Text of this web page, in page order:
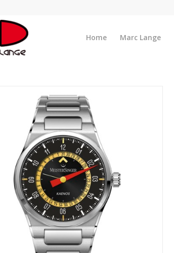
Home Marc Lange